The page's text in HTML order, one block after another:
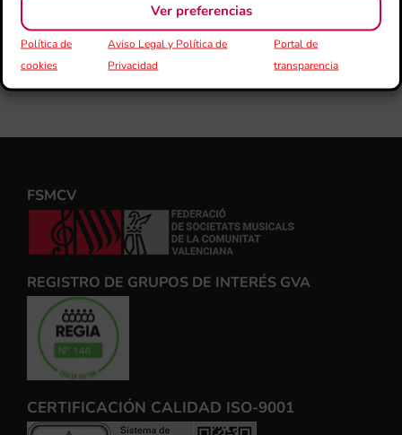
Ver preferencias
Política de
cookies
Aviso Legal y Política de
Privacidad
Portal de
transparencia
FSMCV
REGISTRO DE GRUPOS DE INTERÉS GVA
CERTIFICACIÓN CALIDAD ISO-9001